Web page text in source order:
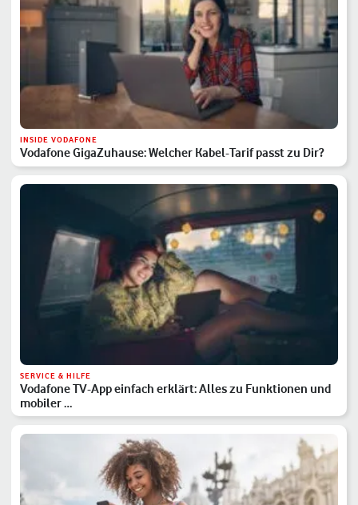
INSIDE VODAFONE
Vodafone GigaZuhause: Welcher Kabel-Tarif passt zu Dir?
SERVICE & HILFE
Vodafone TV-App einfach erklärt: Alles zu Funktionen und
mobiler …